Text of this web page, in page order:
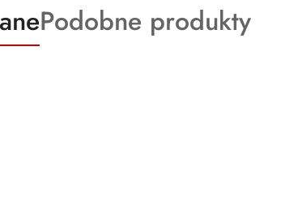
Produkty
o
Podobne produkty